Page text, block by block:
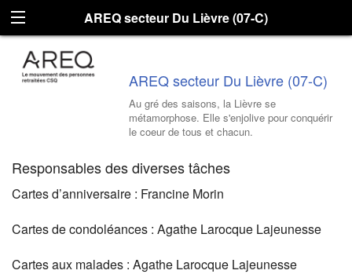
AREQ secteur Du Lièvre (07-C)
AREQ secteur Du Lièvre (07-C)
Au gré des saisons, la Lièvre se
métamorphose. Elle s'enjolive pour conquérir
le coeur de tous et chacun.
Responsables des diverses tâches
Cartes d’anniversaire : Francine Morin
Cartes de condoléances : Agathe Larocque Lajeunesse
Cartes aux malades : Agathe Larocque Lajeunesse